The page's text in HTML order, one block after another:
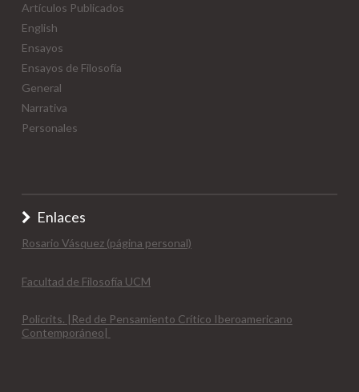
Artículos Publicados
English
Ensayos
Ensayos de Filosofía
General
Narrativa
Personales
Enlaces
Rosario Vásquez (página personal)
Facultad de Filosofía UCM
Policrits. |Red de Pensamiento Crítico Iberoamericano
Contemporáneo|